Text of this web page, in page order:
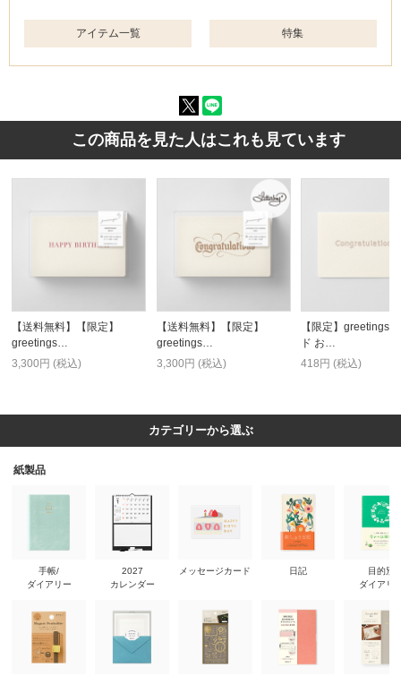
アイテム一覧 特集
この商品を見た人はこれも見ています
【送料無料】【限定】
greetings…
3,300円 (税込)
【送料無料】【限定】
greetings…
3,300円 (税込)
【限定】greetings
ド お…
418円 (税込)
カテゴリーから選ぶ
紙製品
手帳/
ダイアリー
2027
カレンダー
メッセージカード 日記
目的別
ダイアリ